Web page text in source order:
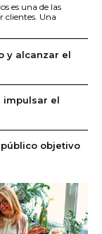
es una de las
clientes. Una
y alcanzar el
impulsar el
objetivo